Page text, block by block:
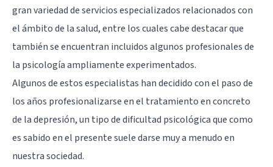
gran variedad de servicios especializados relacionados con
el ámbito de la salud, entre los cuales cabe destacar que
también se encuentran incluidos algunos profesionales de
la psicología ampliamente experimentados.
Algunos de estos especialistas han decidido con el paso de
los años profesionalizarse en el tratamiento en concreto
de ladepresión, un tipo de dificultad psicológica que como
es sabido en el presente suele darse muy a menudo en
nuestra sociedad.